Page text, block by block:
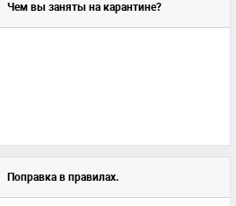
Чем вы заняты на карантине?
Поправка в правилах.